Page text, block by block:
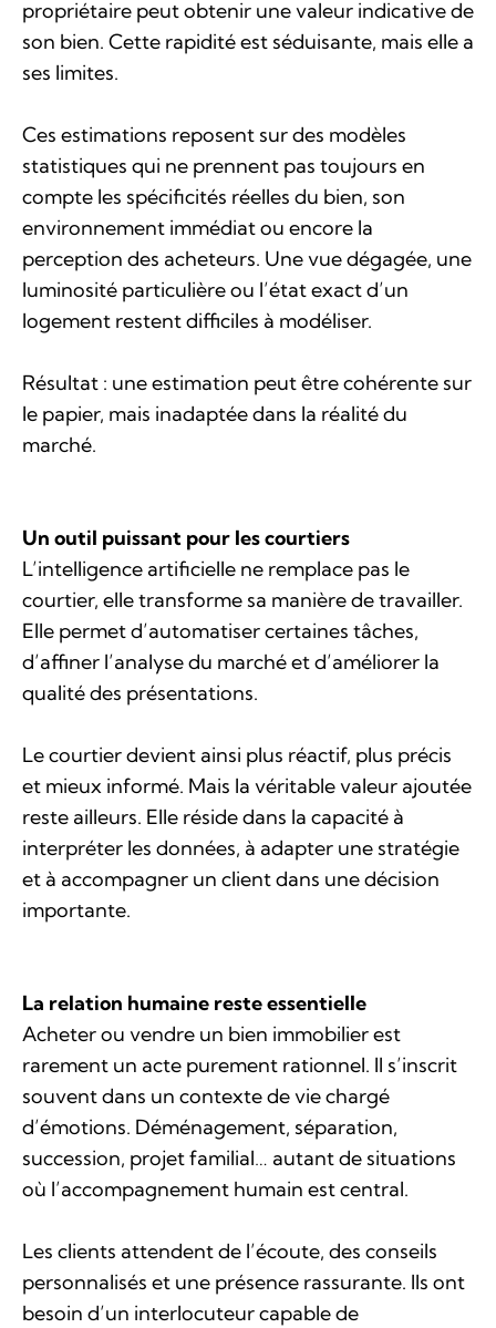
propriétaire peut obtenir une valeur indicative de
son bien. Cette rapidité est séduisante, mais elle a
ses limites.
Ces estimations reposent sur des modèles
statistiques qui ne prennent pas toujours en
compte les spécificités réelles du bien, son
environnement immédiat ou encore la
perception des acheteurs. Une vue dégagée, une
luminosité particulière ou l’état exact d’un
logement restent difficiles à modéliser.
Résultat : une estimation peut être cohérente sur
le papier, mais inadaptée dans la réalité du
marché.
Un outil puissant pour les courtiers
L’intelligence artificielle ne remplace pas le
courtier, elle transforme sa manière de travailler.
Elle permet d’automatiser certaines tâches,
d’affiner l’analyse du marché et d’améliorer la
qualité des présentations.
Le courtier devient ainsi plus réactif, plus précis
et mieux informé. Mais la véritable valeur ajoutée
reste ailleurs. Elle réside dans la capacité à
interpréter les données, à adapter une stratégie
et à accompagner un client dans une décision
importante.
La relation humaine reste essentielle
Acheter ou vendre un bien immobilier est
rarement un acte purement rationnel. Il s’inscrit
souvent dans un contexte de vie chargé
d’émotions. Déménagement, séparation,
succession, projet familial… autant de situations
où l’accompagnement humain est central.
Les clients attendent de l’écoute, des conseils
personnalisés et une présence rassurante. Ils ont
besoin d’un interlocuteur capable de